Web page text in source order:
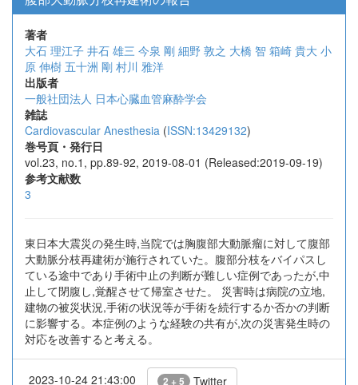
著者
大石 理江子 井石 雄三 今泉 剛 細野 敦之 大橋 智 箱崎 貴大 小
原 伸樹 五十洲 剛 村川 雅洋
出版者
一般社団法人 日本心臓血管麻酔学会
雑誌
Cardiovascular Anesthesia (ISSN:13429132)
巻号頁・発行日
vol.23, no.1, pp.89-92, 2019-08-01 (Released:2019-09-19)
参考文献数
3
東日本大震災の発生時,当院では胸腹部大動脈瘤に対して腹部
大動脈分枝再建術が施行されていた。腹部分枝をバイパスし
ている途中であり手術中止の判断が難しい症例であったが,中
止して閉腹し,覚醒させて帰室させた。 災害時は病院の立地,
建物の被災状況,手術の状況等が手術を続行するか否かの判断
に影響する。本症例のような経験の共有が,次の災害発生時の
対応を改善すると考える。
2023-10-24 21:43:00 2 + 5 Twitter